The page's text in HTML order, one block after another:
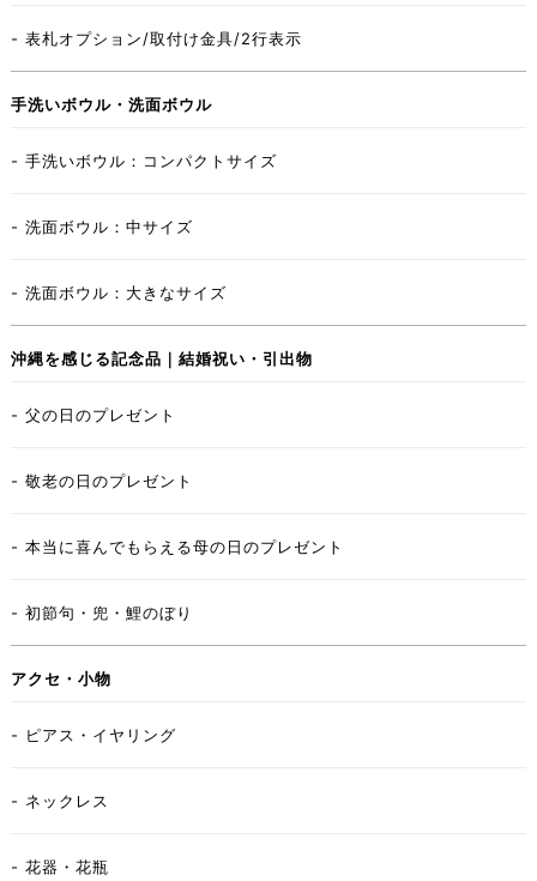
- 表札オプション/取付け金具/2行表示
手洗いボウル・洗面ボウル
- 手洗いボウル：コンパクトサイズ
- 洗面ボウル：中サイズ
- 洗面ボウル：大きなサイズ
沖縄を感じる記念品｜結婚祝い・引出物
- 父の日のプレゼント
- 敬老の日のプレゼント
- 本当に喜んでもらえる母の日のプレゼント
- 初節句・兜・鯉のぼり
アクセ・小物
- ピアス・イヤリング
- ネックレス
- 花器・花瓶